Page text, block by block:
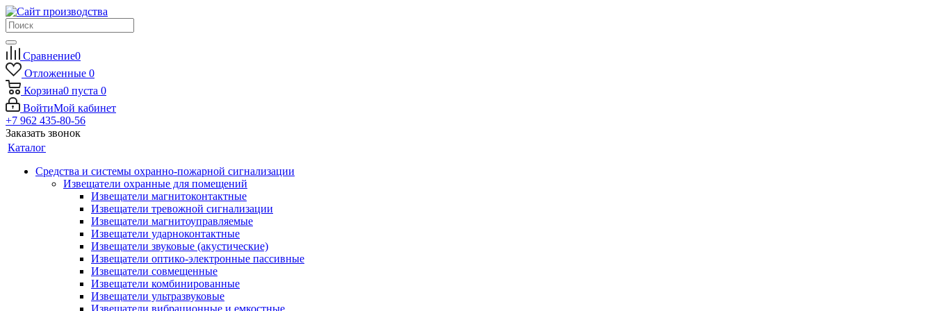
Сравнение0
Отложенные 0
Корзина0 пуста 0
ВойтиМой кабинет
+7 962 435-80-56
Заказать звонок
Каталог
Средства и системы охранно-пожарной сигнализации
Извещатели охранные для помещений
Извещатели магнитоконтактные
Извещатели тревожной сигнализации
Извещатели магнитоуправляемые
Извещатели ударноконтактные
Извещатели звуковые (акустические)
Извещатели оптико-электронные пассивные
Извещатели совмещенные
Извещатели комбинированные
Извещатели ультразвуковые
Извещатели вибрационные и емкостные